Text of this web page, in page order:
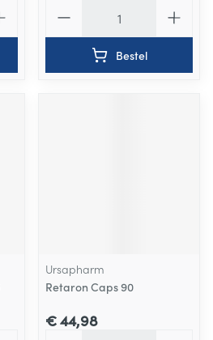
Bestel
Ursapharm
Retaron Caps 90
€ 44,98